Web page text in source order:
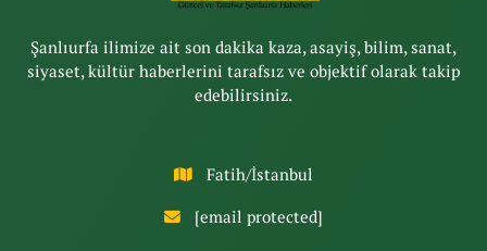
Şanlıurfa ilimize ait son dakika kaza, asayiş, bilim, sanat,
siyaset, kültür haberlerini tarafsız ve objektif olarak takip
edebilirsiniz.
Fatih/İstanbul
[email protected]